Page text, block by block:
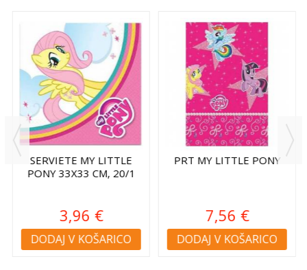
SERVIETE MY LITTLE
PONY 33X33 CM, 20/1
3,96 €
DODAJ V KOŠARICO
PRT MY LITTLE PONY
7,56 €
DODAJ V KOŠARICO